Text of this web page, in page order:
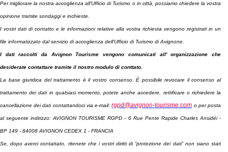
Per migliorare la nostra accoglienza all'Ufficio di Turismo o in città, possiamo chiedere la vostra
opinione tramite sondaggi e inchieste.
I vostri dati di contatto e le informazioni relative alla vostra richiesta vengono registrati in un
file informatizzato dal servizio di accoglienza dell'Ufficio di Turismo di Avignone.
I dati raccolti da Avignon Tourisme vengono comunicati all' organizzazione che
desiderate contattare tramite il nostro modulo di conttato.
La base giuridica del trattamento è il vostro consenso. È possibile revocare il consenso al
trattamento dei dati in qualsiasi momento, potete anche accedere, rettificare o richiedere la
cancellazione dei dati contattandoci via e-mail:rgpd@avignon-tourisme.com o per posta
al seguente indirizzo: AVIGNON TOURISME RGPD - 6 Rue Pente Rapide Charles Ansidéi -
BP 149 - 84008 AVIGNON CEDEX 1 - FRANCIA
Se, dopo averci contattato, ritenete che i vostri diritti di “protezione dei dati” non siano stati